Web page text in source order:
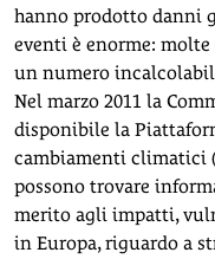
hanno prodotto danni
eventi è enorme:
un numero
Nel marzo 2011 la
disponibile la
cambiamenti climatici
possono trovare
merito agli impatti,
in Europa, riguardo a